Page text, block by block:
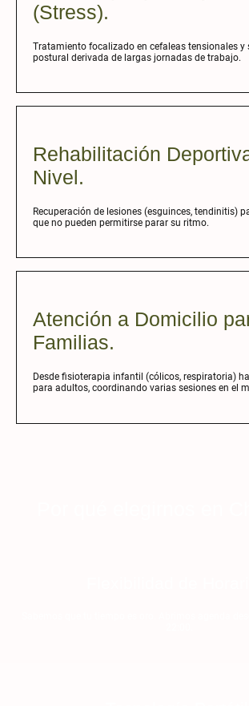
(Stress).
Tratamiento focalizado en cefaleas tensionales y
postural derivada de largas jornadas de trabajo.
Rehabilitación
Nivel.
Recuperación de lesiones (esguinces, tendinitis)
que no pueden permitirse parar su ritmo.
Atención a Domicilio
Familias.
Desde fisioterapia infantil (cólicos, respiratoria)
para adultos, coordinando varias sesiones en el